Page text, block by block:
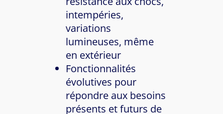
intempéries,
variations
lumineuses, même
en extérieur
Fonctionnalités
évolutives pour
répondre aux besoins
présents et futurs de